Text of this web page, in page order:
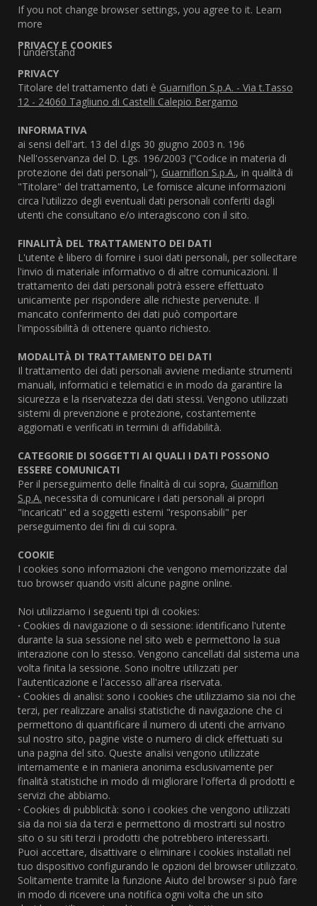
If you not change browser settings, you agree to it. Learn
more
I understand
PRIVACY E COOKIES
PRIVACY
Titolare del trattamento dati è Guarniflon S.p.A. - Via t.Tasso
12 - 24060 Tagliuno di Castelli Calepio Bergamo
INFORMATIVA
ai sensi dell'art. 13 del d.lgs 30 giugno 2003 n. 196
Nell'osservanza del D. Lgs. 196/2003 ("Codice in materia di
protezione dei dati personali"), Guarniflon S.p.A., in qualità di
"Titolare" del trattamento, Le fornisce alcune informazioni
circa l'utilizzo degli eventuali dati personali conferiti dagli
utenti che consultano e/o interagiscono con il sito.
FINALITÀ DEL TRATTAMENTO DEI DATI
L'utente è libero di fornire i suoi dati personali, per sollecitare
l'invio di materiale informativo o di altre comunicazioni. Il
trattamento dei dati personali potrà essere effettuato
unicamente per rispondere alle richieste pervenute. Il
mancato conferimento dei dati può comportare
l'impossibilità di ottenere quanto richiesto.
MODALITÀ DI TRATTAMENTO DEI DATI
Il trattamento dei dati personali avviene mediante strumenti
manuali, informatici e telematici e in modo da garantire la
sicurezza e la riservatezza dei dati stessi. Vengono utilizzati
sistemi di prevenzione e protezione, costantemente
aggiornati e verificati in termini di affidabilità.
CATEGORIE DI SOGGETTI AI QUALI I DATI POSSONO
ESSERE COMUNICATI
Per il perseguimento delle finalità di cui sopra, Guarniflon
S.p.A. necessita di comunicare i dati personali ai propri
"incaricati" ed a soggetti esterni "responsabili" per
perseguimento dei fini di cui sopra.
COOKIE
I cookies sono informazioni che vengono memorizzate dal
tuo browser quando visiti alcune pagine online.
Noi utilizziamo i seguenti tipi di cookies:
· Cookies di navigazione o di sessione: identificano l'utente
durante la sua sessione nel sito web e permettono la sua
interazione con lo stesso. Vengono cancellati dal sistema una
volta finita la sessione. Sono inoltre utilizzati per
l'autenticazione e l'accesso all'area riservata.
· Cookies di analisi: sono i cookies che utilizziamo sia noi che
terzi, per realizzare analisi statistiche di navigazione che ci
permettono di quantificare il numero di utenti che arrivano
sul nostro sito, pagine viste o numero di click effettuati su
una pagina del sito. Queste analisi vengono utilizzate
internamente e in maniera anonima esclusivamente per
finalità statistiche in modo di migliorare l'offerta di prodotti e
servizi che abbiamo.
· Cookies di pubblicità: sono i cookies che vengono utilizzati
sia da noi sia da terzi e permettono di mostrarti sul nostro
sito o su siti terzi i prodotti che potrebbero interessarti.
Puoi accettare, disattivare o eliminare i cookies installati nel
tuo dispositivo configurando le opzioni del browser utilizzato.
Solitamente tramite la funzione Aiuto del browser si può fare
in modo di ricevere una notifica ogni volta che un sito